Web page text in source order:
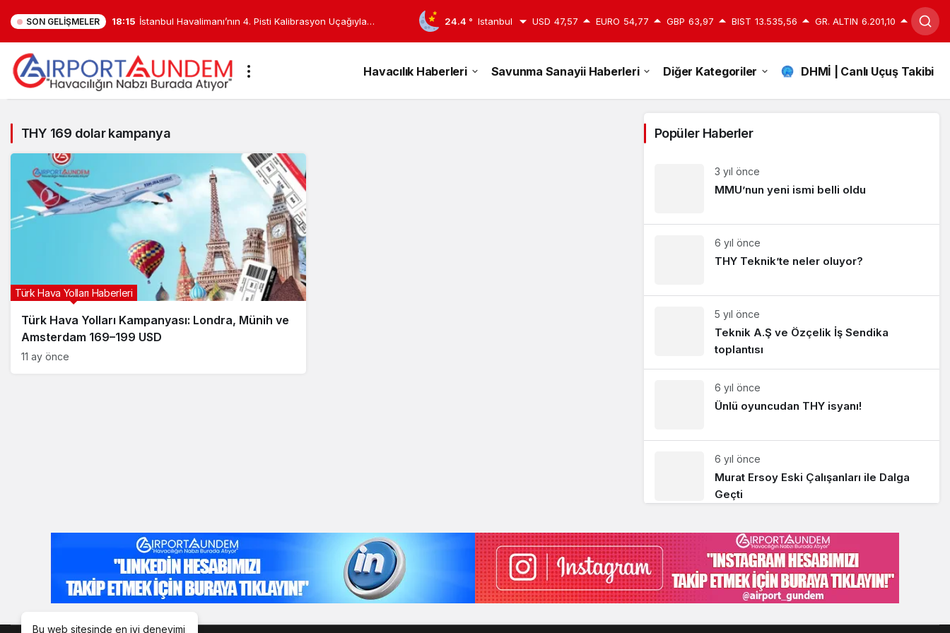
SON GELIŞMELER 18:15 İstanbul Havalimanı’nın 4. Pisti Kalibrasyon Uçağıyla 24.4 ° Istanbul USD 47,57 EURO 54,77 GBP 63,97 BIST 13.535,56 GR. ALTIN 6.201,10
THY
169
dolar
kampanya
Haberleri
Havacılık Haberleri Savunma Sanayii Haberleri Diğer Kategoriler DHMİ | Canlı Uçuş Takibi
THY 169 dolar kampanya
Türk Hava Yolları Kampanyası: Londra, Münih ve
Amsterdam 169–199 USD
Türk Hava Yolları Haberleri
11 ay önce
Popüler Haberler
3 yıl önce
MMU’nun yeni ismi belli oldu
6 yıl önce
THY Teknik’te neler oluyor?
5 yıl önce
Teknik A.Ş ve Özçelik İş Sendika
toplantısı
6 yıl önce
Ünlü oyuncudan THY isyanı!
6 yıl önce
Murat Ersoy Eski Çalışanları ile Dalga
Geçti
Bu web sitesinde en iyi deneyimi